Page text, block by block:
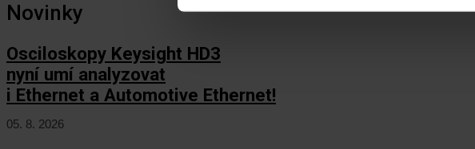
Novinky
Osciloskopy Keysight HD3
nyní umí analyzovat
i Ethernet a Automotive Ethernet!
05. 8. 2026